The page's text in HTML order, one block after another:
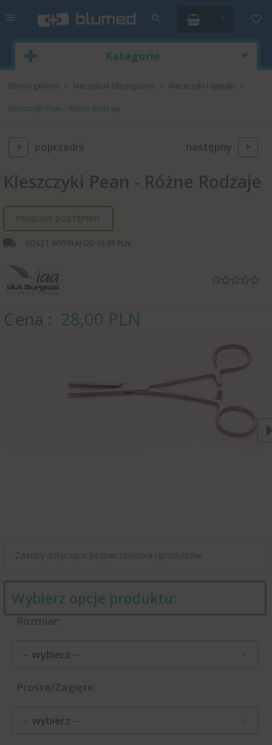
Kategorie
Kleszczyki Pean - Różne Rodzaje
poprzedni następny
Kleszczyki Pean - Różne Rodzaje
PRODUKT DOSTĘPNY!
KOSZT WYSYŁKI OD: 15.00 PLN
Cena 28,00 PLN
Zasoby dotyczące bezpieczeństwa i produktów
Wybierz opcje produktu:
Rozmiar:
-- wybierz --
Proste/Zagięte:
-- wybierz --